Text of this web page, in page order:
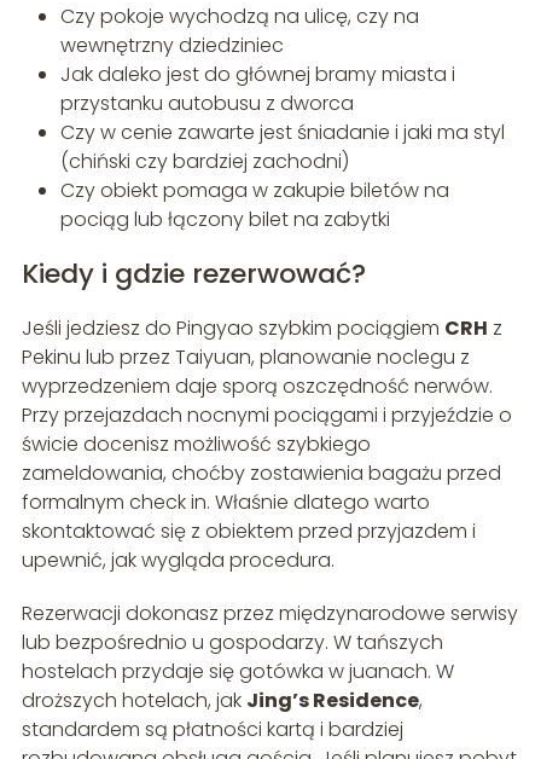
Czy pokoje wychodzą na ulicę, czy na
wewnętrzny dziedziniec
Jak daleko jest do głównej bramy miasta i
przystanku autobusu z dworca
Czy w cenie zawarte jest śniadanie i jaki ma styl
(chiński czy bardziej zachodni)
Czy obiekt pomaga w zakupie biletów na
pociąg lub łączony bilet na zabytki
Kiedy i gdzie rezerwować?
Jeśli jedziesz do Pingyao szybkim pociągiem CRH z
Pekinu lub przez Taiyuan, planowanie noclegu z
wyprzedzeniem daje sporą oszczędność nerwów.
Przy przejazdach nocnymi pociągami i przyjeździe o
świcie docenisz możliwość szybkiego
zameldowania, choćby zostawienia bagażu przed
formalnym check in. Właśnie dlatego warto
skontaktować się z obiektem przed przyjazdem i
upewnić, jak wygląda procedura.
Rezerwacji dokonasz przez międzynarodowe serwisy
lub bezpośrednio u gospodarzy. W tańszych
hostelach przydaje się gotówka w juanach. W
droższych hotelach, jak Jing’s Residence,
standardem są płatności kartą i bardziej